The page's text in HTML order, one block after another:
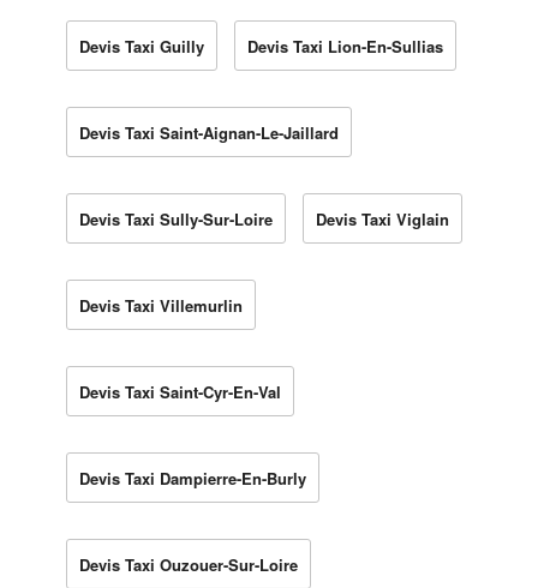
Devis Taxi Guilly Devis Taxi Lion-En-Sullias
Devis Taxi Saint-Aignan-Le-Jaillard
Devis Taxi Sully-Sur-Loire Devis Taxi Viglain
Devis Taxi Villemurlin
Devis Taxi Saint-Cyr-En-Val
Devis Taxi Dampierre-En-Burly
Devis Taxi Ouzouer-Sur-Loire